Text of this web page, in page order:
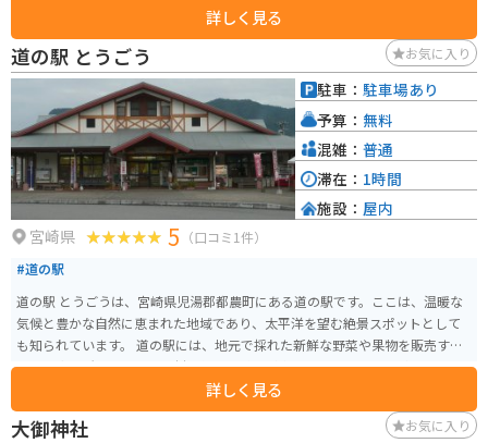
詳しく見る
道の駅 とうごう お気に入り
宮崎県 5 （口コミ1件）
#道の駅
道の駅 とうごうは、宮崎県児湯郡都農町にある道の駅です。ここは、温暖な
気候と豊かな自然に恵まれた地域であり、太平洋を望む絶景スポットとして
も知られています。 道の駅には、地元で採れた新鮮な野菜や果物を販売する
農産物直売所や、地元の食材を使った料理が楽しめるレストランがありま
す。また、都農町の特産品である「尾鈴紅茶」や「日向夏」を使ったスイー
ツなども人気です。バイクで訪れた際には、太平洋を眺めながら食事や休憩
を楽しむことができます。 都農町には、道の駅以外にも、金運アップで有名
詳しく見る
駐車： 駐車場あり
予算： 無料
混雑： 普通
滞在： 1時間
施設： 屋内
大御神社 お気に入り